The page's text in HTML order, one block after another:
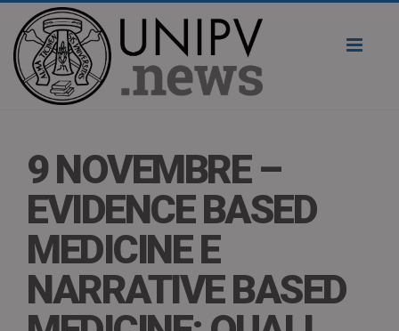
9 NOVEMBRE –
EVIDENCE BASED
MEDICINE E
NARRATIVE BASED